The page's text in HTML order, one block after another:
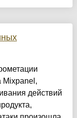
Mixpanel,
действий